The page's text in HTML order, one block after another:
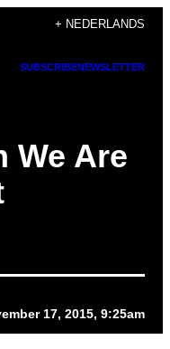
+ NEDERLANDS
SUBSCRIBENEWSLETTER
We Are
17, 2015, 9:25am